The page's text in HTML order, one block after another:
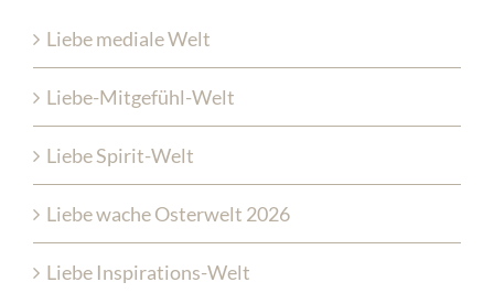
Liebe mediale Welt
Liebe-Mitgefühl-Welt
Liebe Spirit-Welt
Liebe wache Osterwelt 2026
Liebe Inspirations-Welt